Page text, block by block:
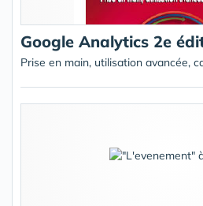
Google Analytics 2e
Prise en main, utilisation avancée,